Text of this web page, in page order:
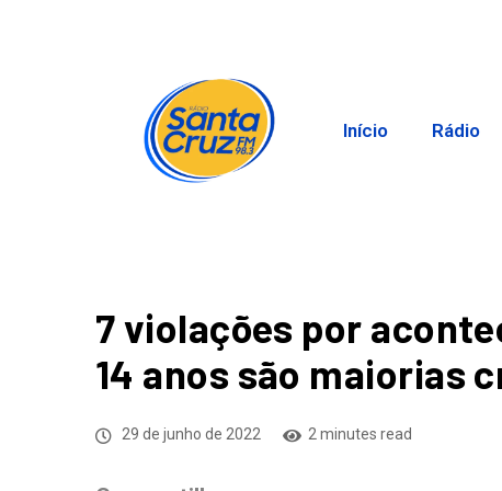
Início Rádio
7 violações por
14 anos são maiorias
29 de junho de 2022 2 minutes read